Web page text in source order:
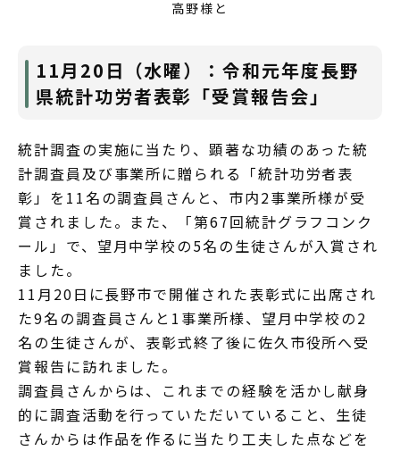
高野様と
11月20日（水曜）：令和元年度長野
県統計功労者表彰「受賞報告会」
統計調査の実施に当たり、顕著な功績のあった統
計調査員及び事業所に贈られる「統計功労者表
彰」を11名の調査員さんと、市内2事業所様が受
賞されました。また、「第67回統計グラフコンク
ール」で、望月中学校の5名の生徒さんが入賞され
ました。
11月20日に長野市で開催された表彰式に出席され
た9名の調査員さんと1事業所様、望月中学校の2
名の生徒さんが、表彰式終了後に佐久市役所へ受
賞報告に訪れました。
調査員さんからは、これまでの経験を活かし献身
的に調査活動を行っていただいていること、生徒
さんからは作品を作るに当たり工夫した点などを